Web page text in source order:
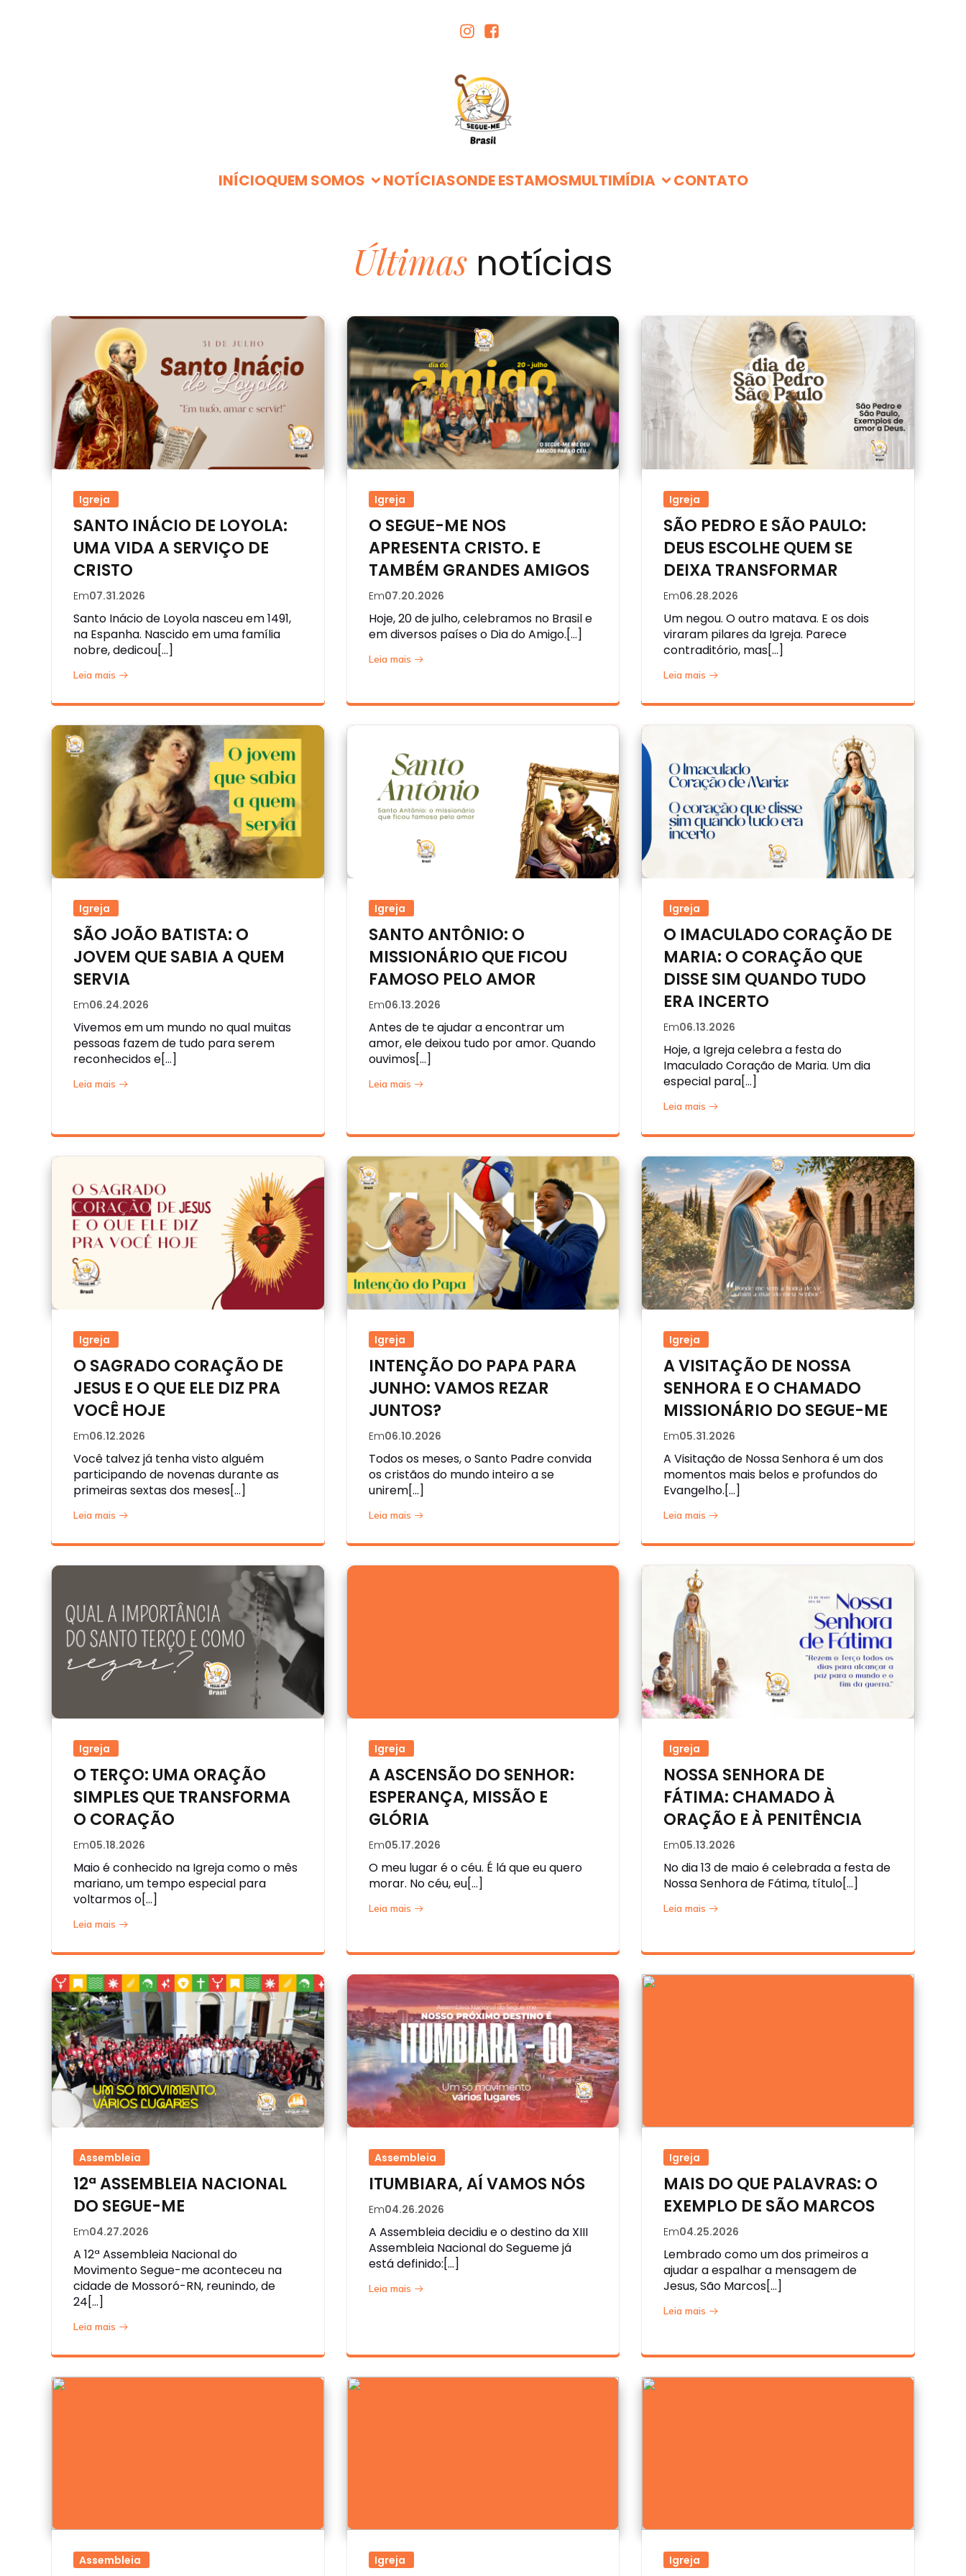
INÍCIOQUEM SOMOS NOTÍCIASONDE ESTAMOSMULTIMÍDIA CONTATO
Últimas notícias
Igreja
SANTO INÁCIO DE LOYOLA:
UMA VIDA A SERVIÇO DE
CRISTO
Em07.31.2026
Santo Inácio de Loyola nasceu em 1491,
na Espanha. Nascido em uma família
nobre, dedicou[…]
Leia mais
Igreja
O SEGUE-ME NOS
APRESENTA CRISTO. E
TAMBÉM GRANDES AMIGOS
Em07.20.2026
Hoje, 20 de julho, celebramos no Brasil e
em diversos países o Dia do Amigo.[…]
Leia mais
Igreja
SÃO PEDRO E SÃO PAULO:
DEUS ESCOLHE QUEM SE
DEIXA TRANSFORMAR
Em06.28.2026
Um negou. O outro matava. E os dois
viraram pilares da Igreja. Parece
contraditório, mas[…]
Leia mais
Igreja
SÃO JOÃO BATISTA: O
JOVEM QUE SABIA A QUEM
SERVIA
Em06.24.2026
Vivemos em um mundo no qual muitas
pessoas fazem de tudo para serem
reconhecidos e[…]
Leia mais
Igreja
SANTO ANTÔNIO: O
MISSIONÁRIO QUE FICOU
FAMOSO PELO AMOR
Em06.13.2026
Antes de te ajudar a encontrar um
amor, ele deixou tudo por amor. Quando
ouvimos[…]
Leia mais
Igreja
O IMACULADO CORAÇÃO DE
MARIA: O CORAÇÃO QUE
DISSE SIM QUANDO TUDO
ERA INCERTO
Em06.13.2026
Hoje, a Igreja celebra a festa do
Imaculado Coração de Maria. Um dia
especial para[…]
Leia mais
Igreja
O SAGRADO CORAÇÃO DE
JESUS E O QUE ELE DIZ PRA
VOCÊ HOJE
Em06.12.2026
Você talvez já tenha visto alguém
participando de novenas durante as
primeiras sextas dos meses[…]
Leia mais
Igreja
INTENÇÃO DO PAPA PARA
JUNHO: VAMOS REZAR
JUNTOS?
Em06.10.2026
Todos os meses, o Santo Padre convida
os cristãos do mundo inteiro a se
unirem[…]
Leia mais
Igreja
A VISITAÇÃO DE NOSSA
SENHORA E O CHAMADO
MISSIONÁRIO DO SEGUE-ME
Em05.31.2026
A Visitação de Nossa Senhora é um dos
momentos mais belos e profundos do
Evangelho.[…]
Leia mais
Igreja
O TERÇO: UMA ORAÇÃO
SIMPLES QUE TRANSFORMA
O CORAÇÃO
Em05.18.2026
Maio é conhecido na Igreja como o mês
mariano, um tempo especial para
voltarmos o[…]
Leia mais
Igreja
A ASCENSÃO DO SENHOR:
ESPERANÇA, MISSÃO E
GLÓRIA
Em05.17.2026
O meu lugar é o céu. É lá que eu quero
morar. No céu, eu[…]
Leia mais
Igreja
NOSSA SENHORA DE
FÁTIMA: CHAMADO À
ORAÇÃO E À PENITÊNCIA
Em05.13.2026
No dia 13 de maio é celebrada a festa de
Nossa Senhora de Fátima, título[…]
Leia mais
Assembleia
12ª ASSEMBLEIA NACIONAL
DO SEGUE-ME
Em04.27.2026
A 12ª Assembleia Nacional do
Movimento Segue-me aconteceu na
cidade de Mossoró-RN, reunindo, de
24[…]
Leia mais
Assembleia
ITUMBIARA, AÍ VAMOS NÓS
Em04.26.2026
A Assembleia decidiu e o destino da XIII
Assembleia Nacional do Segueme já
está definido:[…]
Leia mais
Igreja
MAIS DO QUE PALAVRAS: O
EXEMPLO DE SÃO MARCOS
Em04.25.2026
Lembrado como um dos primeiros a
ajudar a espalhar a mensagem de
Jesus, São Marcos[…]
Leia mais
Assembleia Igreja Igreja